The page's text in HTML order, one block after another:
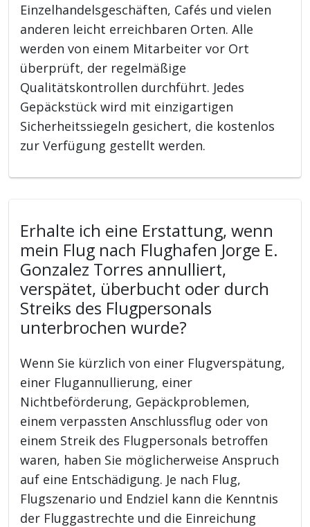
Einzelhandelsgeschäften, Cafés und vielen
anderen leicht erreichbaren Orten. Alle
werden von einem Mitarbeiter vor Ort
überprüft, der regelmäßige
Qualitätskontrollen durchführt. Jedes
Gepäckstück wird mit einzigartigen
Sicherheitssiegeln gesichert, die kostenlos
zur Verfügung gestellt werden.
Erhalte ich eine Erstattung, wenn
mein Flug nach Flughafen Jorge E.
Gonzalez Torres annulliert,
verspätet, überbucht oder durch
Streiks des Flugpersonals
unterbrochen wurde?
Wenn Sie kürzlich von einer Flugverspätung,
einer Flugannullierung, einer
Nichtbeförderung, Gepäckproblemen,
einem verpassten Anschlussflug oder von
einem Streik des Flugpersonals betroffen
waren, haben Sie möglicherweise Anspruch
auf eine Entschädigung. Je nach Flug,
Flugszenario und Endziel kann die Kenntnis
der Fluggastrechte und die Einreichung